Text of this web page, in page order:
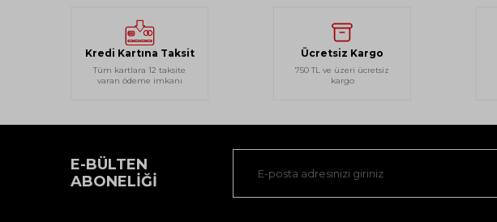
Kredi Kartına Taksit
Tüm kartlara 12 taksite
varan ödeme imkanı
Ücretsiz Kargo
750 TL ve üzeri ücretsiz
kargo
E-BÜLTEN
ABONELIĞI